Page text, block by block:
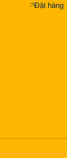
Đặt hàng